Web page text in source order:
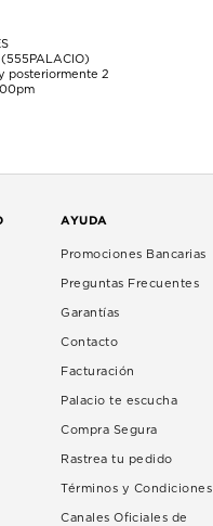
posteriormente 2
AYUDA
Promociones Bancarias
Preguntas Frecuentes
Garantías
Contacto
Facturación
Palacio te escucha
Compra Segura
Rastrea tu pedido
Términos y Condiciones
Canales Oficiales de